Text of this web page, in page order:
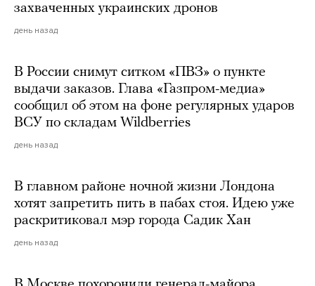
захваченных украинских дронов
день назад
В России снимут ситком «ПВЗ» о пункте
выдачи заказов. Глава «Газпром-медиа»
сообщил об этом на фоне регулярных ударов
ВСУ по складам Wildberries
день назад
В главном районе ночной жизни Лондона
хотят запретить пить в пабах стоя. Идею уже
раскритиковал мэр города Садик Хан
день назад